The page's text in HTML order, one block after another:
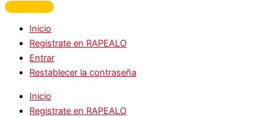
Inicio
Registrate en RAPEALO
Entrar
Restablecer la contraseña
Inicio
Registrate en RAPEALO